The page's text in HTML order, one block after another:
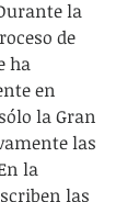
la
de
ha
en
la Gran
las
la
las